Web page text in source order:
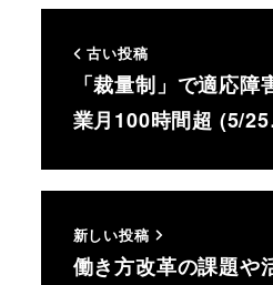
古い投稿
「裁量制」で適応
業月100時間超 (5/
新しい投稿
働き方改革の課題や